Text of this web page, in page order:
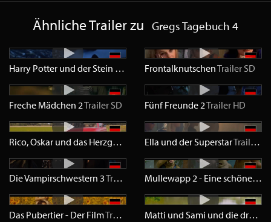
Ähnliche Trailer zu Gregs Tagebuch 4
Harry Potter und der Stein der Weisen Trailer HD
FrontalknutschenTrailer SD
Freche Mädchen 2Trailer SD Fünf Freunde 2Trailer HD
Rico, Oskar und das Herzgebreche TrailerHD
Ella und der SuperstarTrailer
Die Vampirschwestern 3Trailer Mullewapp 2 - Eine schöne Schweinerei
Das Pubertier - Der FilmTrailer Matti und Sami und die drei größten Fehler des Universums